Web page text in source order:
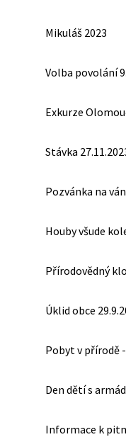
Mikuláš 2023
Volba povolání
Exkurze
Stávka
Pozvánka na
Houby všude
Přírodovědný
Úklid obce
Pobyt v přírodě -
Den dětí s
Informace k